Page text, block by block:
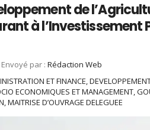
de
à l’Investissement
Envoyé par : Rédaction Web
ET FINANCE,
ECONOMIQUES ET MANAGEMENT,
MAITRISE D’OUVRAGE DELEGUEE